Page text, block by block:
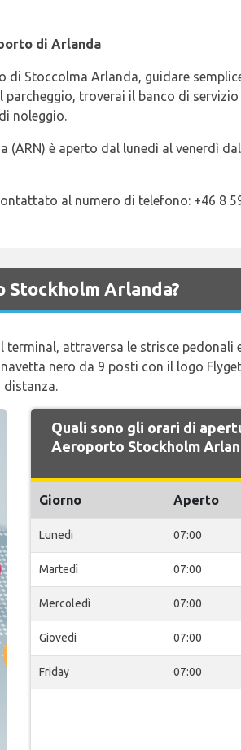
di Arlanda
Stoccolma Arlanda, guidare
troverai il banco di servizio
noleggio.
è aperto dal lunedì al venerdì
al numero di telefono: +46 8
Stockholm Arlanda?
attraversa le strisce pedonali
nero da 9 posti con il logo
Quali sono gli orari di
Aeroporto Stockholm
Giorno Aperto
Lunedi 07:00
Martedì 07:00
Mercoledì 07:00
Giovedi 07:00
Friday 07:00